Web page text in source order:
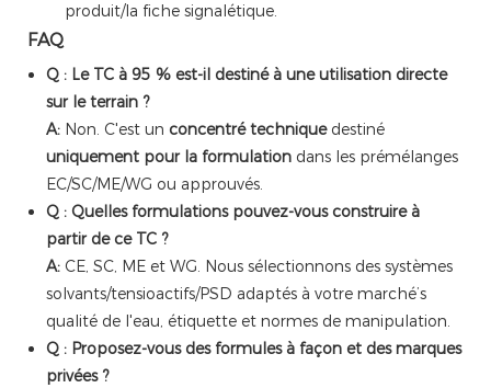
produit/la fiche signalétique.
FAQ
Q : Le TC à 95 % est-il destiné à une utilisation directe
sur le terrain ?
A: Non. C'est un concentré technique destiné
uniquement pour la formulation dans les prémélanges
EC/SC/ME/WG ou approuvés.
Q : Quelles formulations pouvez-vous construire à
partir de ce TC ?
A: CE, SC, ME et WG. Nous sélectionnons des systèmes
solvants/tensioactifs/PSD adaptés à votre marché’s
qualité de l'eau, étiquette et normes de manipulation.
Q : Proposez-vous des formules à façon et des marques
privées ?